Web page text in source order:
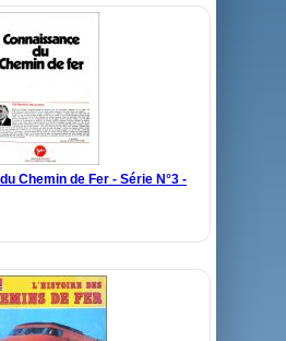
Chemin de Fer - Série N°3 -